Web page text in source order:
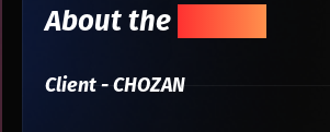
About the
Client - CHOZAN